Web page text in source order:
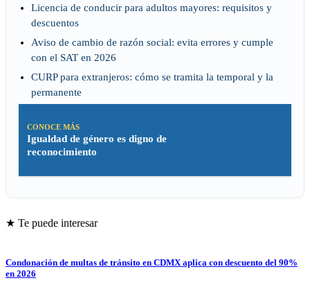
Licencia de conducir para adultos mayores: requisitos y
descuentos
Aviso de cambio de razón social: evita errores y cumple
con el SAT en 2026
CURP para extranjeros: cómo se tramita la temporal y la
permanente
CONOCE MÁS
Igualdad de género es digno de
reconocimiento
★ Te puede interesar
Condonación de multas de tránsito en CDMX aplica con descuento del 90%
en 2026